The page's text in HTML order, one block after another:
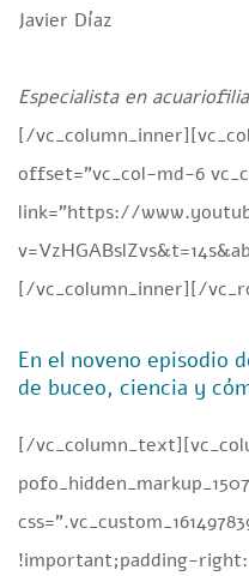
Javier Díaz
Especialista en
[/
offset=”vc_col-md-6
link=”https://
[/vc_column_inner][/
En el noveno episodio
de buceo, ciencia y
[/
!important;padding-